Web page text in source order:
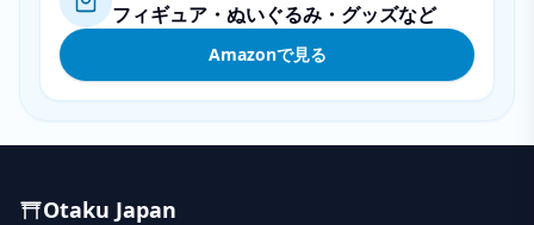
フィギュア・ぬいぐるみ・グッズなど
Amazonで見る
Otaku Japan